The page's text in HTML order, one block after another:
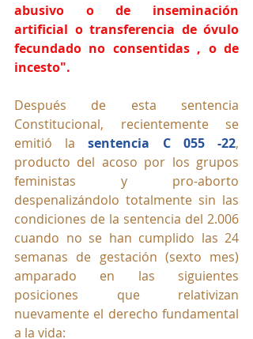
abusivo o de inseminación
artificial o transferencia de óvulo
fecundado no consentidas , o de
incesto".
Después de esta sentencia
Constitucional, recientemente se
emitió la sentencia C 055 -22,
producto del acoso por los grupos
feministas y pro-aborto
despenalizándolo totalmente sin las
condiciones de la sentencia del 2.006
cuando no se han cumplido las 24
semanas de gestación (sexto mes)
amparado en las siguientes
posiciones que relativizan
nuevamente el derecho fundamental
a la vida: